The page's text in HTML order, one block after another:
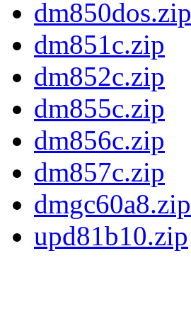
dm850dos.zip
dm851c.zip
dm852c.zip
dm855c.zip
dm856c.zip
dm857c.zip
dmgc60a8.zip
upd81b10.zip